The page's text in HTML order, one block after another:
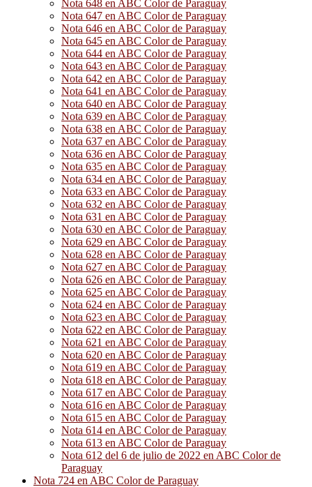
Nota 648 en ABC Color de Paraguay
Nota 647 en ABC Color de Paraguay
Nota 646 en ABC Color de Paraguay
Nota 645 en ABC Color de Paraguay
Nota 644 en ABC Color de Paraguay
Nota 643 en ABC Color de Paraguay
Nota 642 en ABC Color de Paraguay
Nota 641 en ABC Color de Paraguay
Nota 640 en ABC Color de Paraguay
Nota 639 en ABC Color de Paraguay
Nota 638 en ABC Color de Paraguay
Nota 637 en ABC Color de Paraguay
Nota 636 en ABC Color de Paraguay
Nota 635 en ABC Color de Paraguay
Nota 634 en ABC Color de Paraguay
Nota 633 en ABC Color de Paraguay
Nota 632 en ABC Color de Paraguay
Nota 631 en ABC Color de Paraguay
Nota 630 en ABC Color de Paraguay
Nota 629 en ABC Color de Paraguay
Nota 628 en ABC Color de Paraguay
Nota 627 en ABC Color de Paraguay
Nota 626 en ABC Color de Paraguay
Nota 625 en ABC Color de Paraguay
Nota 624 en ABC Color de Paraguay
Nota 623 en ABC Color de Paraguay
Nota 622 en ABC Color de Paraguay
Nota 621 en ABC Color de Paraguay
Nota 620 en ABC Color de Paraguay
Nota 619 en ABC Color de Paraguay
Nota 618 en ABC Color de Paraguay
Nota 617 en ABC Color de Paraguay
Nota 616 en ABC Color de Paraguay
Nota 615 en ABC Color de Paraguay
Nota 614 en ABC Color de Paraguay
Nota 613 en ABC Color de Paraguay
Nota 612 del 6 de julio de 2022 en ABC Color de
Paraguay
Nota 724 en ABC Color de Paraguay